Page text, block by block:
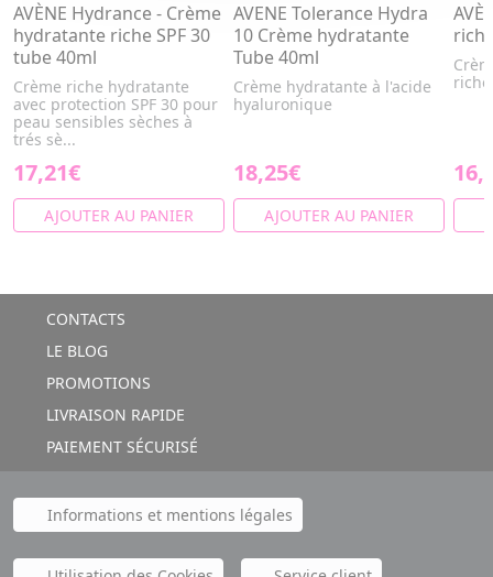
AVÈNE Hydrance - Crème
hydratante riche SPF 30
tube 40ml
Crème riche hydratante
avec protection SPF 30 pour
peau sensibles sèches à
trés sè...
17,21€
AJOUTER AU PANIER
AVENE Tolerance Hydra
10 Crème hydratante
Tube 40ml
Crème hydratante à l'acide
hyaluronique
18,25€
AJOUTER AU PANIER
CONTACTS
LE BLOG
PROMOTIONS
LIVRAISON RAPIDE
PAIEMENT SÉCURISÉ
Informations et mentions légales